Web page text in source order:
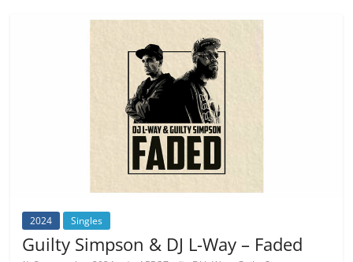
2024 Singles
Guilty Simpson & DJ L-Way – Faded